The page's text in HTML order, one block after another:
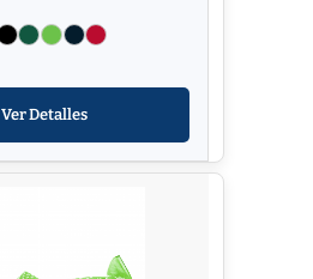
Ver Detalles